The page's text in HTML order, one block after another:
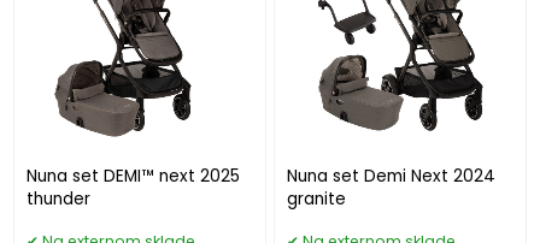
Nuna set DEMI™ next 2025
thunder
Nuna set Demi Next 2024
granite